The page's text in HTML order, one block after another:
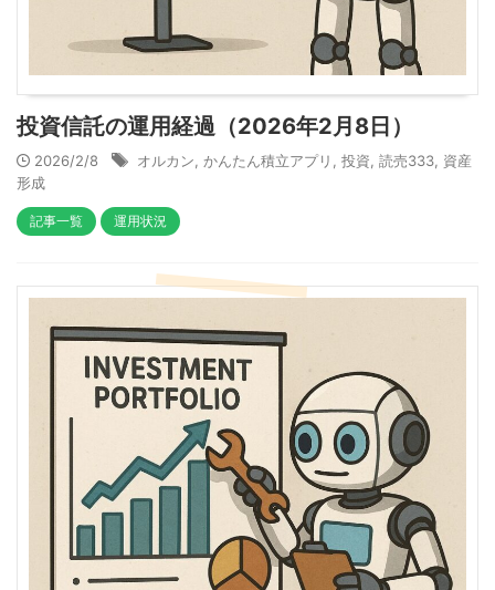
投資信託の運用経過（2026年2月8日）
2026/2/8 オルカン かんたん積立アプリ 投資 読売333 資産
形成
記事一覧 運用状況